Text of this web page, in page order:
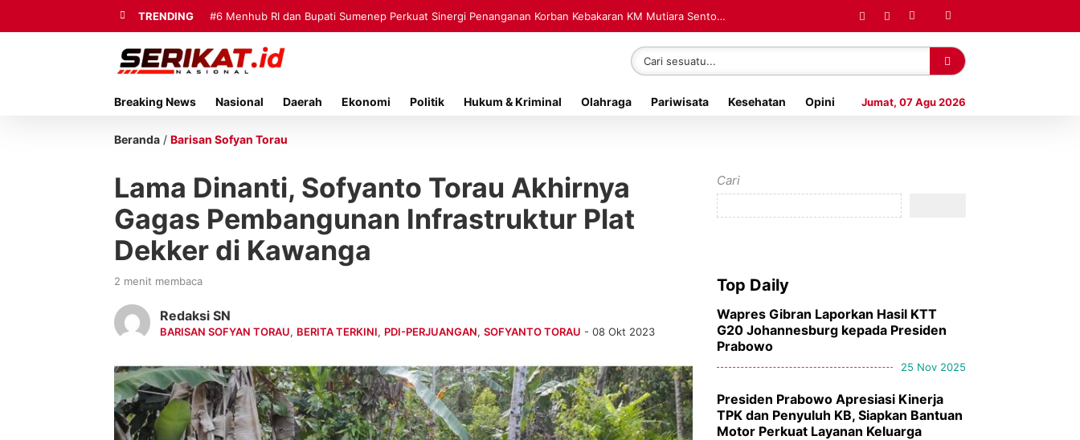
TRENDING #6 Menhub RI dan Bupati Sumenep Perkuat Sinergi Penanganan Korban Kebakaran KM Mutiara
Sentosa II
#7 Korban Tenggelam di Perairan Giligenting Ditemukan Mengapung, Dievakuasi ke Rumah Duka
…
Breaking News Nasional Daerah Ekonomi Politik Hukum & Kriminal Olahraga Pariwisata Kesehatan Opini Jumat, 07 Agu 2026
Beranda / Barisan Sofyan Torau
Lama Dinanti, Sofyanto Torau Akhirnya
Gagas Pembangunan Infrastruktur Plat
Dekker di Kawanga
2 menit membaca
Redaksi SN
BARISAN SOFYAN TORAU, BERITA TERKINI, PDI-PERJUANGAN, SOFYANTO TORAU - 08 Okt 2023
Cari
Top Daily
Wapres Gibran Laporkan Hasil KTT
G20 Johannesburg kepada Presiden
Prabowo
25 Nov 2025
Presiden Prabowo Apresiasi Kinerja
TPK dan Penyuluh KB, Siapkan Bantuan
Motor Perkuat Layanan Keluarga